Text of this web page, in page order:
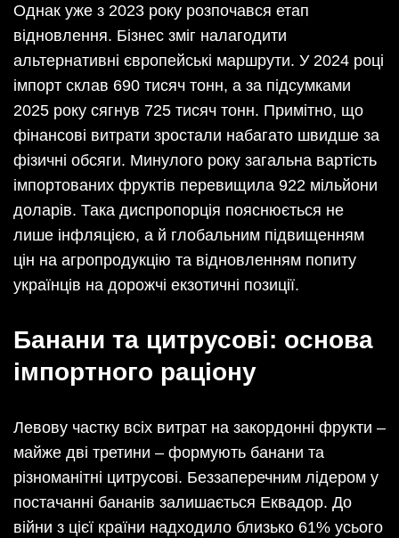
Однак уже з 2023 року розпочався етап
відновлення. Бізнес зміг налагодити
альтернативні європейські маршрути. У 2024 році
імпорт склав 690 тисяч тонн, а за підсумками
2025 року сягнув 725 тисяч тонн. Примітно, що
фінансові витрати зростали набагато швидше за
фізичні обсяги. Минулого року загальна вартість
імпортованих фруктів перевищила 922 мільйони
доларів. Така диспропорція пояснюється не
лише інфляцією, а й глобальним підвищенням
цін на агропродукцію та відновленням попиту
українців на дорожчі екзотичні позиції.
Банани та цитрусові: основа
імпортного раціону
Левову частку всіх витрат на закордонні фрукти –
майже дві третини – формують банани та
різноманітні цитрусові. Беззаперечним лідером у
постачанні бананів залишається Еквадор. До
війни з цієї країни надходило близько 61% усього